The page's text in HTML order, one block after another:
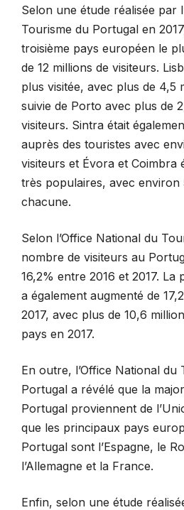
Selon une étude réalisée par
Tourisme du Portugal en
troisième pays européen le
de 12 millions de visiteurs.
plus visitée, avec plus de 4,5
suivie de Porto avec plus de
visiteurs. Sintra était
auprès des touristes avec
visiteurs et Évora et Coimbra
très populaires, avec environ
chacune.
Selon l’Office National du
nombre de visiteurs au
16,2% entre 2016 et 2017. La
a également augmenté de
2017, avec plus de 10,6
pays en 2017.
En outre, l’Office National du
Portugal a révélé que la
Portugal proviennent de
que les principaux pays
Portugal sont l’Espagne, le
l’Allemagne et la France.
Enfin, selon une étude